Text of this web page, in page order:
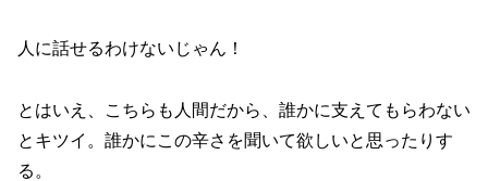
人に話せるわけないじゃん！
とはいえ、こちらも人間だから、誰かに支えてもらわない
とキツイ。誰かにこの辛さを聞いて欲しいと思ったりす
る。